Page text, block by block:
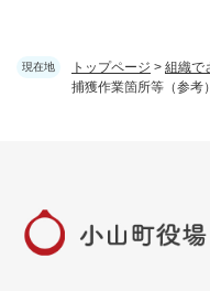
現在地 トップページ > 組織で
捕獲作業箇所等（参考